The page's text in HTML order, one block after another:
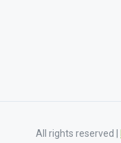
All rights reserved |